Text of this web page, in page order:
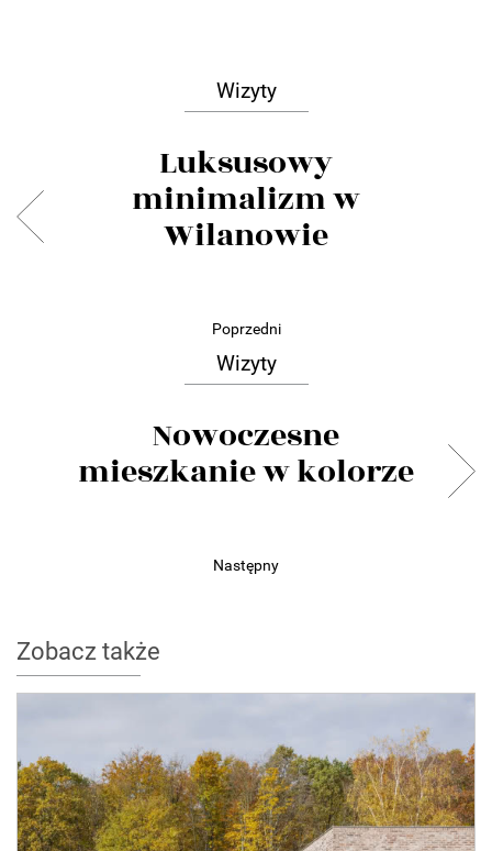
Wizyty
Luksusowy
minimalizm w
Wilanowie
Poprzedni
Wizyty
Nowoczesne
mieszkanie w kolorze
Następny
Zobacz także